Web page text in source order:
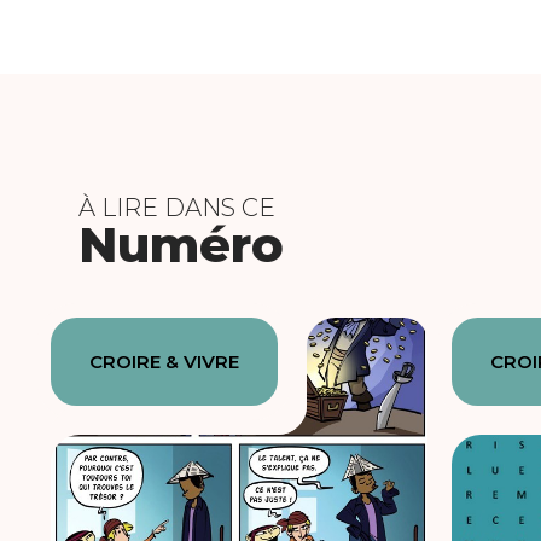
À LIRE DANS CE
Numéro
CROIRE & VIVRE